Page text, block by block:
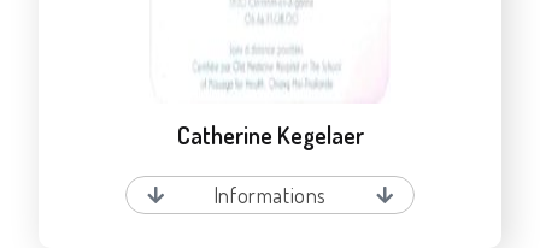
Catherine Kegelaer
Informations